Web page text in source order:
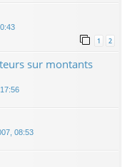
1 2
sur montants
08:53